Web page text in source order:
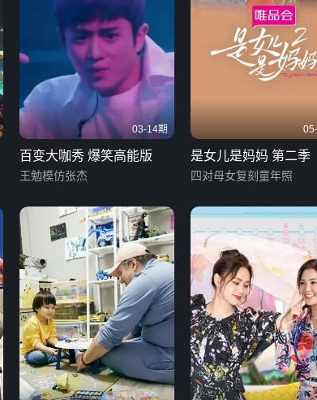
03-14期
百变大咖秀 爆笑高能版
王勉模仿张杰
是女儿是妈妈 第二季
四对母女复刻童年照